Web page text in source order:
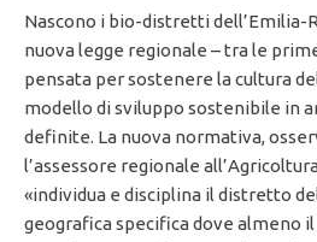
Nascono i bio-distretti dell’Emilia-
nuova legge regionale – tra le
pensata per sostenere la cultura
modello di sviluppo sostenibile in
definite. La nuova normativa,
l’assessore regionale
«individua e disciplina il distretto
geografica specifica dove almeno